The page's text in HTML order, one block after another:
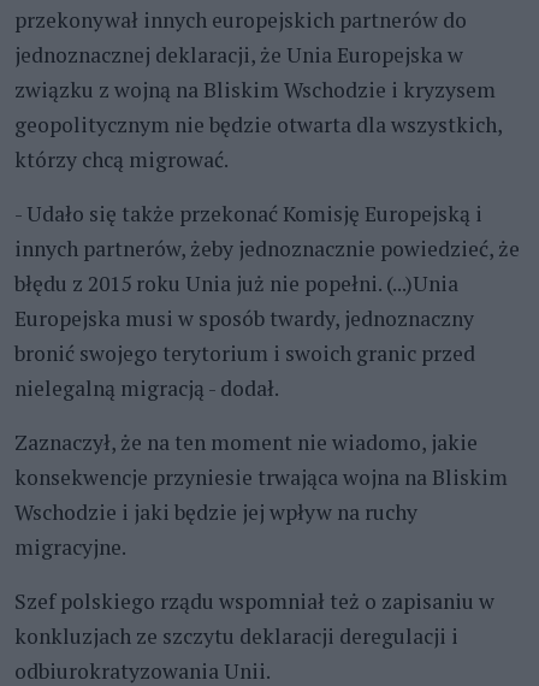
przekonywał innych europejskich partnerów do
jednoznacznej deklaracji, że Unia Europejska w
związku z wojną na Bliskim Wschodzie i kryzysem
geopolitycznym nie będzie otwarta dla wszystkich,
którzy chcą migrować.
- Udało się także przekonać Komisję Europejską i
innych partnerów, żeby jednoznacznie powiedzieć, że
błędu z 2015 roku Unia już nie popełni. (...)Unia
Europejska musi w sposób twardy, jednoznaczny
bronić swojego terytorium i swoich granic przed
nielegalną migracją - dodał.
Zaznaczył, że na ten moment nie wiadomo, jakie
konsekwencje przyniesie trwająca wojna na Bliskim
Wschodzie i jaki będzie jej wpływ na ruchy
migracyjne.
Szef polskiego rządu wspomniał też o zapisaniu w
konkluzjach ze szczytu deklaracji deregulacji i
odbiurokratyzowania Unii.